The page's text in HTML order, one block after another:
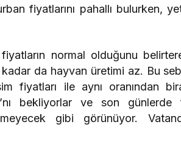
fiyatlarını pahallı bulurken,
normal olduğunu
da hayvan üretimi az. Bu
fiyatları ile aynı oranından
bekliyorlar ve son günlerde
gibi görünüyor.